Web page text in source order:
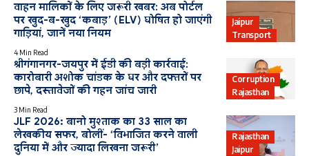
Jaipur
Transport
वाहन मालिकों के लिए जरूरी खबर: अब पोर्टल
पर खुद-ब-खुद ‘कबाड़’ (ELV) घोषित हो जाएंगी
गाड़ियां, जानें नया नियम
4 Min Read
Corruption
Rajasthan
श्रीगंगानगर-जयपुर में ईडी की बड़ी कार्रवाई:
कारोबारी अशोक चांडक के घर और दफ्तरों पर
छापे, दस्तावेजों की गहन जांच जारी
3 Min Read
Rajasthan
Jaipur
JLF 2026: बानो मुश्ताक का 33 साल का
लेखकीय सफर, बोलीं- ‘विभाजित करने वाली
दुनिया में और ज्यादा लिखना जरूरी’